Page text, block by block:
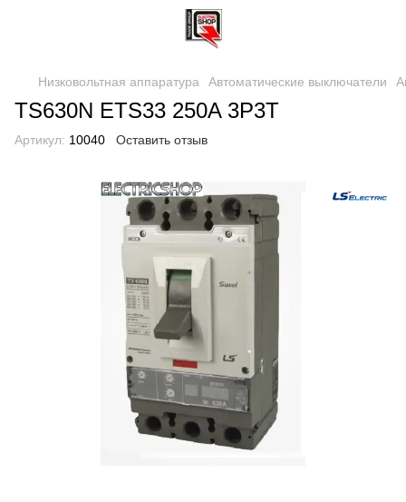
Низковольтная аппаратура Автоматические выключатели
TS630N ETS33 250A 3P3T
Артикул: 10040 Оставить отзыв